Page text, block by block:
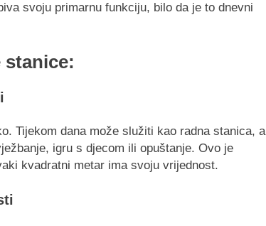
svoju primarnu funkciju, bilo da je to dnevni
Tijekom dana može služiti kao radna stanica, a
igru s djecom ili opuštanje. Ovo je
kvadratni metar ima svoju vrijednost.